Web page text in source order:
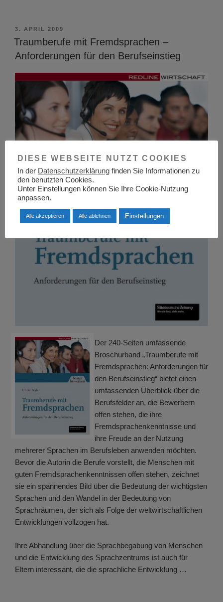
VERÖFFENTLICHT
AM
3. APRIL 2009
Traumberufe mit Fremdsprachen –
Anforderungen für den Berufseinstieg
Der 240-Seiten umfassende
Broschurband „Traumberufe mit
Fremdsprachen: Anforderungen für
den Berufseinstieg“ bietet einen
umfassenden Überblick über die
Berufsfelder an, die Bewerbern
offen stehen, die ihre
Fremdsprachenkenntnisse und
ihre Freude an der Nutzung
mehrerer Sprachen im Berufsleben anwenden möchten.
Bevor die Autorin die Berufe vorstellt, die Menschen mit
guten Fremdsprachenkenntnissen offen stehen, zeichnet
sie ein spannendes Bild über die Bedeutung der wichtigsten
Sprachen und den Wandel in der Bedeutung von
Sprachräumen, der sich als Folge der weltwirtschaftlichen
Entwicklungen vollzogen hat.
Ihre Abhandlung über die Sprachbegabung von Menschen
und die Entwicklung des Sprachzentrums ist auch für
Eltern interessant, die die sprachliche Entwicklung …
DIESE WEBSEITE NUTZT COOKIES
In der Datenschutzerklärung finden Sie Informationen zu
den benutzten Cookies.
Unter Einstellungen können Sie Ihre Cookie-Nutzung
anpassen.
Alle akzeptieren Alle ablehnen Einstellungen